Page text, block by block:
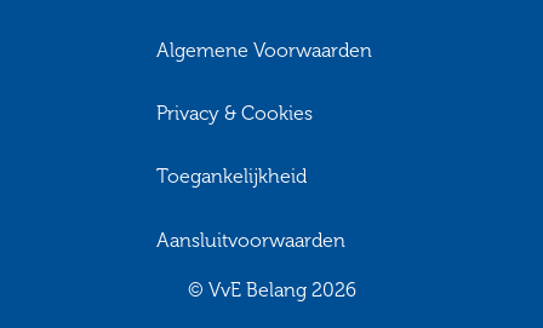
© VvE Belang 2026
Algemene Voorwaarden
Privacy & Cookies
Toegankelijkheid
Aansluitvoorwaarden